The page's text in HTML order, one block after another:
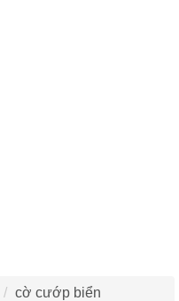
cờ cướp biển